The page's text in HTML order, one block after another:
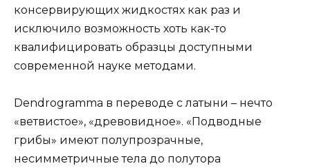
консервирующих жидкостях как раз и
исключило возможность хоть как-то
квалифицировать образцы доступными
современной науке методами.
Dendrogramma в переводе с латыни – нечто
«ветвистое», «древовидное». «Подводные
грибы» имеют полупрозрачные,
несимметричные тела до полутора